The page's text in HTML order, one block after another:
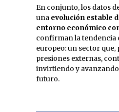
En conjunto, los datos
una evolución estable
entorno económico
confirman la tendencia
europeo: un sector que,
presiones externas,
invirtiendo y
futuro.